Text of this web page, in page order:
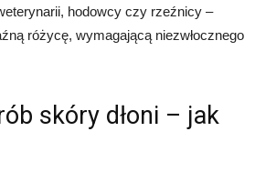
hodowcy czy rzeźnicy –
różycę, wymagającą niezwłocznego
skóry dłoni – jak